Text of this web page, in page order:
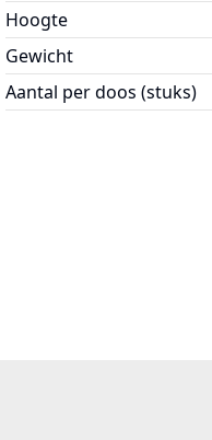
Hoogte
Gewicht
Aantal per doos (stuks)